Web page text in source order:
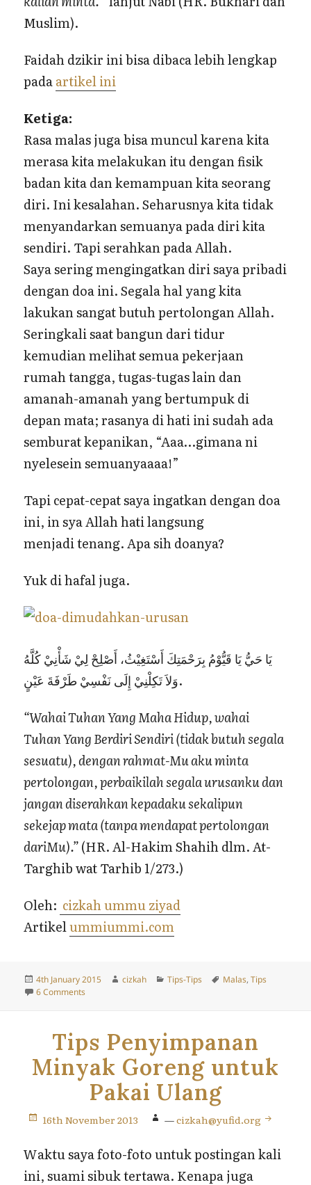
Muslim).
Faidah dzikir ini bisa dibaca lebih lengkap
padaartikel ini
Ketiga:
Rasa malas juga bisa muncul karena kita
merasa kita melakukan itu dengan fisik
badan kita dan kemampuan kita seorang
diri. Ini kesalahan. Seharusnya kita tidak
menyandarkan semuanya pada diri kita
sendiri. Tapi serahkan pada Allah.
Saya sering mengingatkan diri saya pribadi
dengan doa ini. Segala hal yang kita
lakukan sangat butuh pertolongan Allah.
Seringkali saat bangun dari tidur
kemudian melihat semua pekerjaan
rumah tangga, tugas-tugas lain dan
amanah-amanah yang bertumpuk di
depan mata; rasanya di hati ini sudah ada
semburat kepanikan, “Aaa…gimana ni
nyelesein semuanyaaaa!”
Tapi cepat-cepat saya ingatkan dengan doa
ini, in sya Allah hati langsung
menjadi tenang. Apa sih doanya?
Yuk di hafal juga.
يَا حَيُّ يَا قَيُّوْمُ بِرَحْمَتِكَ أَسْتَغِيْثُ، أَصْلِحْ لِيْ شَأْنِيْ كُلَّهُ
وَلاَ تَكِلْنِيْ إِلَى نَفْسِيْ طَرْفَةَ عَيْنٍ.
“Wahai Tuhan Yang Maha Hidup, wahai
Tuhan Yang Berdiri Sendiri (tidak butuh segala
sesuatu), dengan rahmat-Mu aku minta
pertolongan, perbaikilah segala urusanku dan
jangan diserahkan kepadaku sekalipun
sekejap mata (tanpa mendapat pertolongan
dariMu).”(HR. Al-Hakim Shahih dlm. At-
Targhib wat Tarhib 1/273.)
Oleh: cizkah ummu ziyad
Artikelummiummi.com
Posted
on
4th January 2015 Author
cizkah Categories
Tips-Tips Tags
Malas,Tips
6 Commentson Tips Agar Badan Fit dan Tidak Mudah Malas untuk
Tips Penyimpanan
Minyak Goreng untuk
Pakai Ulang
16th November 2013 —cizkah@yufid.org
Waktu saya foto-foto untuk postingan kali
ini, suami sibuk tertawa. Kenapa juga